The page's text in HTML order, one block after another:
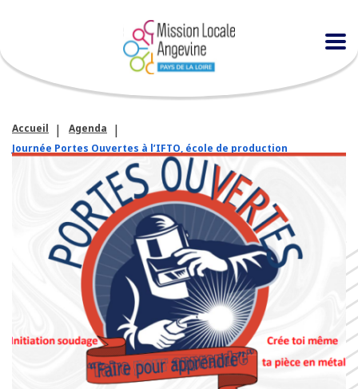
Accueil
Agenda
Journée Portes Ouvertes à l’IFTO, école de production